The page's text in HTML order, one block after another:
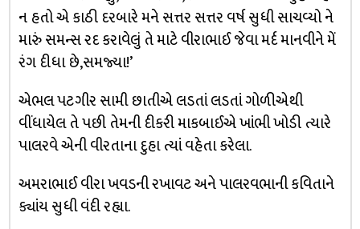
ન હતો એ કાઠી દરબારે મને સત્તર સત્તર વર્ષ સુધી સાચવ્યો ને
મારું સમન્સ રદ કરાવેલું તે માટે વીરાભાઈ જેવા મર્દ માનવીને મેં
રંગ દીધા છે,સમજ્યા!’
એભલ પટગીર સામી છાતીએ લડતાં લડતાં ગોળીએથી
વીંધાયેલ તે પછી તેમની દીકરી માકબાઈએ ખાંભી ખોડી ત્યારે
પાલરવે એની વીરતાના દુહા ત્યાં વહેતા કરેલા.
અમરાભાઈ વીરા ખવડની રખાવટ અને પાલરવભાની કવિતાને
ક્યાંય સુધી વંદી રહ્યા.